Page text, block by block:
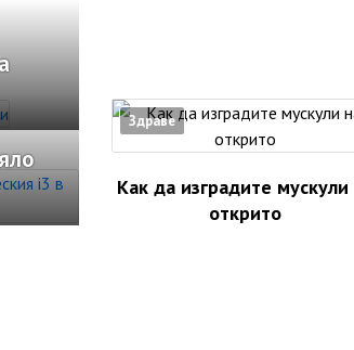
Здраве
Как да изградите мускули
открито